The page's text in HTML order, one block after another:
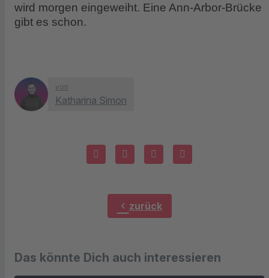
wird morgen eingeweiht. Eine Ann-Arbor-Brücke
gibt es schon.
von
Katharina Simon
chevron_left zurück
Das könnte Dich auch interessieren